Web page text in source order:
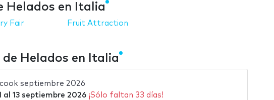
Helados en Italia
Fair
Fruit Attraction
Helados en Italia
septiembre 2026
al 13 septiembre 2026 ¡Sólo faltan 33 días!